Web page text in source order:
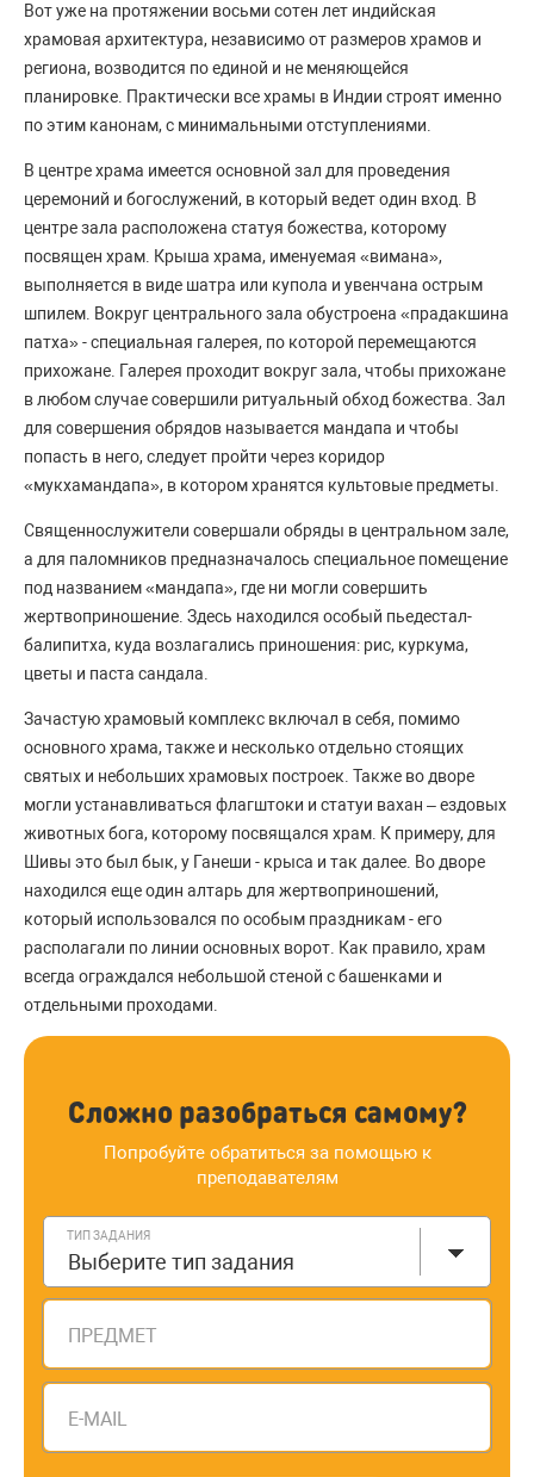
Вот уже на протяжении восьми сотен лет индийская
храмовая архитектура, независимо от размеров храмов и
региона, возводится по единой и не меняющейся
планировке. Практически все храмы в Индии строят именно
по этим канонам, с минимальными отступлениями.
В центре храма имеется основной зал для проведения
церемоний и богослужений, в который ведет один вход. В
центре зала расположена статуя божества, которому
посвящен храм. Крыша храма, именуемая «вимана»,
выполняется в виде шатра или купола и увенчана острым
шпилем. Вокруг центрального зала обустроена «прадакшина
патха» - специальная галерея, по которой перемещаются
прихожане. Галерея проходит вокруг зала, чтобы прихожане
в любом случае совершили ритуальный обход божества. Зал
для совершения обрядов называется мандапа и чтобы
попасть в него, следует пройти через коридор
«мукхамандапа», в котором хранятся культовые предметы.
Священнослужители совершали обряды в центральном зале,
а для паломников предназначалось специальное помещение
под названием «мандапа», где ни могли совершить
жертвоприношение. Здесь находился особый пьедестал-
балипитха, куда возлагались приношения: рис, куркума,
цветы и паста сандала.
Зачастую храмовый комплекс включал в себя, помимо
основного храма, также и несколько отдельно стоящих
святых и небольших храмовых построек. Также во дворе
могли устанавливаться флагштоки и статуи вахан – ездовых
животных бога, которому посвящался храм. К примеру, для
Шивы это был бык, у Ганеши - крыса и так далее. Во дворе
находился еще один алтарь для жертвоприношений,
который использовался по особым праздникам - его
располагали по линии основных ворот. Как правило, храм
всегда ограждался небольшой стеной с башенками и
отдельными проходами.
Сложно разобраться самому?
Попробуйте обратиться за помощью к
преподавателям
ТИП ЗАДАНИЯ
Выберите тип задания
ПРЕДМЕТ
E-MAIL